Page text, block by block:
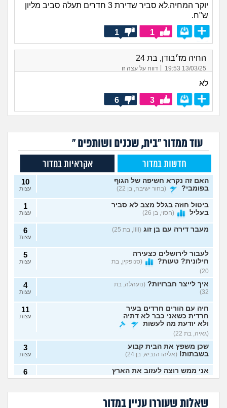
יוקר המחיה.לא סביר שדירת 3 חדרים תעלה סביב מליון
ש"ח.
1
1
החיה מז׳בודן, בת 24
13/03/25 19:53 דווח על עצה זו
לא
3
6
עוד ממדור "בית, שכנים ושותפים "
חדשות במדור אקראיות במדור
האם זה נקרא חשיפה של הגוף
בפומבי?
(בחור ישיבה, בן 22)
10
עצות
ביטול חוזה בגלל מצב לא סביר
בעליל
(חסוי, בן 26)
1
עצות
מעבר דירה עם בן זוג (lili, בת 25) 6
עצות
לעבור לירושלים כצעירה
חילונית? טעות?
(סנופקין, בת
20)
5
עצות
איך לייצר חברויות? (נועהלה, בת
32)
4
עצות
חיה עם הורים חרדים בעיר
חרדית כשאני כבר לא דתיה
ולא יודעת מה לעשות
(גאיה, בת 22)
11
עצות
שכן משפץ את הבית קבוע
בשבתות! (אליהו הנביא, בן 24)
3
עצות
אני ממש רוצה לעזוב את הארץ
(Noa, בת 20)
6
עצות
כל הזמן? (יוחאי, בן 30)
שאלות שעוררו עניין במדור
משפחה מרובת ילדים
לגהינום
שילמתי 1200 שקל
והשותפה לא מציעה
להשתתף בעלות
השותפה שלי מרשעת,
מפעילה לי מכונת
כביסה באמצע הלילה!
השכן מקצין באמונתו
כפייה, התגובה שלי